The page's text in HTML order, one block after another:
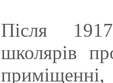
Після
школярів